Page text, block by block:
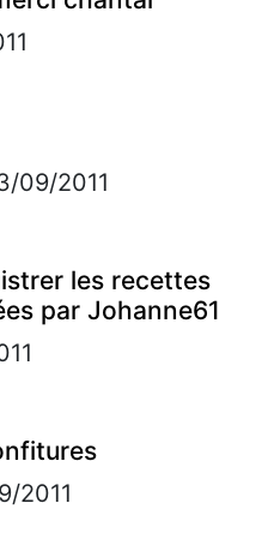
09/2011
les recettes
par Johanne61
2011